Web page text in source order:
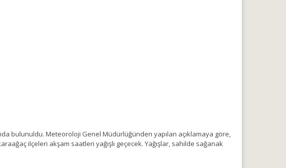
bulunuldu. Meteoroloji Genel Müdürlüğünden yapılan açıklamaya göre,
ilçeleri akşam saatleri yağışlı geçecek. Yağışlar, sahilde sağanak